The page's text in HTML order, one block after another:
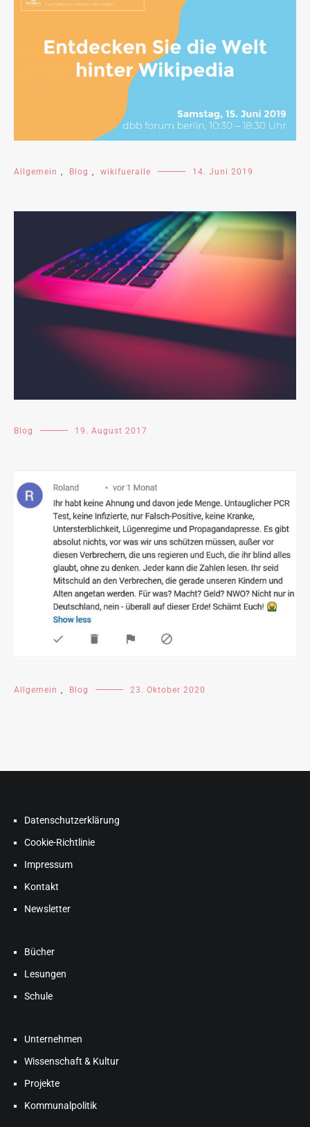
Allgemein , Blog , wikifueralle 14. Juni 2019
Blog 19. August 2017
Allgemein , Blog 23. Oktober 2020
Datenschutzerklärung
Cookie-Richtlinie
Impressum
Kontakt
Newsletter
Bücher
Lesungen
Schule
Unternehmen
Wissenschaft & Kultur
Projekte
Kommunalpolitik